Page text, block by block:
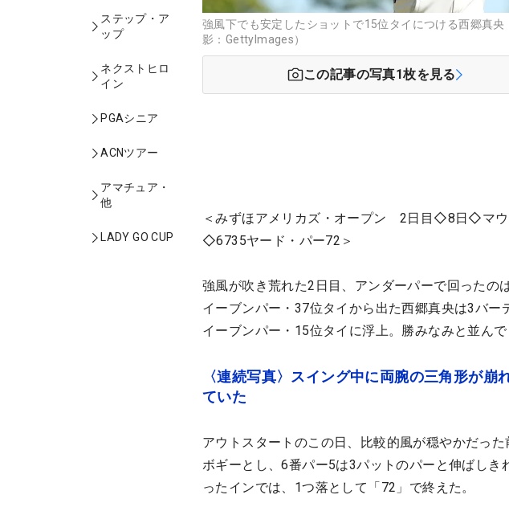
ステップ・ア
ップ
ネクストヒロ
イン
PGAシニア
ACNツアー
アマチュア・
他
LADY GO CUP
強風下でも安定したショットで15位タイにつける西郷真央
影：GettyImages）
この記事の写真1枚を見る
＜みずほアメリカズ・オープン 2日目◇8日◇マウ
◇6735ヤード・パー72＞
強風が吹き荒れた2日目、アンダーパーで回ったの
イーブンパー・37位タイから出た西郷真央は3バ
イーブンパー・15位タイに浮上。勝みなみと並ん
〈連続写真〉スイング中に両腕の三角形が
ていた
アウトスタートのこの日、比較的風が穏やかだっ
ボギーとし、6番パー5は3パットのパーと伸ばし
ったインでは、1つ落として「72」で終えた。